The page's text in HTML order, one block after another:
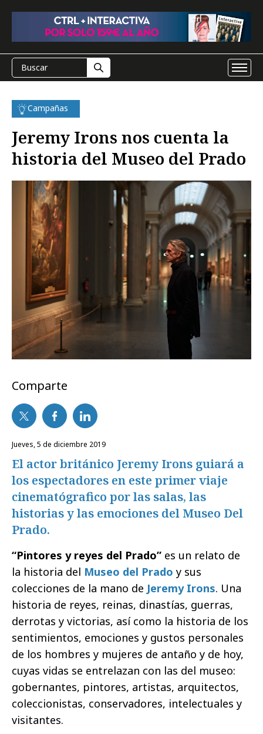
Campañas
Jeremy Irons nos cuenta la
historia del Museo del Prado
Comparte
jueves, 5 de diciembre 2019
El actor británico Jeremy Irons guiará a
los espectadores en este primer viaje
cinematógrafico por las salas, las
historias y las emociones del Museo Del
Prado.
“Pintores y reyes del Prado” es un relato de
la historia del Museo del Prado y sus
colecciones de la mano de Jeremy Irons. Una
historia de reyes, reinas, dinastías, guerras,
derrotas y victorias, así como la historia de los
sentimientos, emociones y gustos personales
de los hombres y mujeres de antaño y de hoy,
cuyas vidas se entrelazan con las del museo:
gobernantes, pintores, artistas, arquitectos,
coleccionistas, conservadores, intelectuales y
visitantes.